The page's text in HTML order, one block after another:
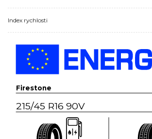
Index rychlosti
Firestone
215/45 R16 90V